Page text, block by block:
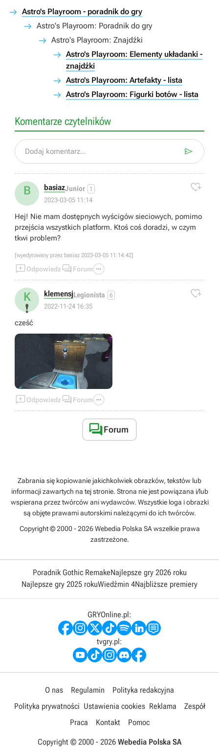
Astro's Playroom - poradnik do gry
Astro's Playroom: Poradnik do gry
Astro's Playroom: Znajdźki
Astro's Playroom: Elementy układanki -
znajdźki
Astro's Playroom: Artefakty - lista
Astro's Playroom: Figurki botów - lista
Komentarze czytelników
Dodaj komentarz... 
B basiazJunior 1
2023-03-05 11:14

Hej! Nie mam dostępnych wyścigów sieciowych, pomimo
przejścia wszystkich platform. Ktoś coś doradzi, w czym
tkwi problem?
[wyedytowany przez basiaz 2023-03-05 11:14:42]
Odpowiedz  Forum 
K
❗
klemensjLegionista 6
2022-11-24 16:35

cześć
Odpowiedz  Forum 
Forum
Zabrania się kopiowanie jakichkolwiek obrazków, tekstów lub
informacji zawartych na tej stronie. Strona nie jest powiązana i/lub
wspierana przez twórców ani wydawców. Wszystkie loga i obrazki
są objęte prawami autorskimi należącymi do ich twórców.
Copyright © 2000 - 2026 Webedia Polska SA wszelkie prawa
zastrzeżone.
Poradnik Gothic RemakeNajlepsze gry 2026 roku
Najlepsze gry 2025 rokuWiedźmin 4Najbliższe premiery
GRYOnline.pl:
tvgry.pl:
O nas Regulamin
Polityka redakcyjna
Polityka prywatności Ustawienia cookies Reklama
Zespół
Praca
Kontakt Pomoc
Copyright © 2000 - 2026 Webedia Polska SA